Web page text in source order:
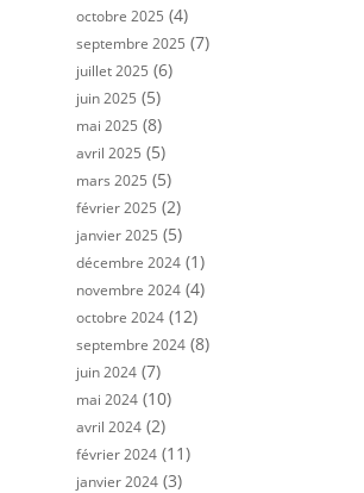
octobre 2025 (4)
septembre 2025 (7)
juillet 2025 (6)
juin 2025 (5)
mai 2025 (8)
avril 2025 (5)
mars 2025 (5)
février 2025 (2)
janvier 2025 (5)
décembre 2024 (1)
novembre 2024 (4)
octobre 2024 (12)
septembre 2024 (8)
juin 2024 (7)
mai 2024 (10)
avril 2024 (2)
février 2024 (11)
janvier 2024 (3)